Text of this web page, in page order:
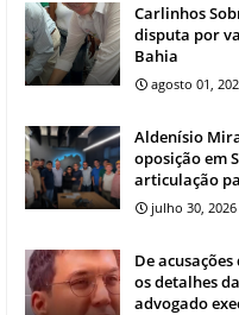
Carlinhos
disputa por
Bahia
agosto 01,
Aldenísio
oposição em
articulação
julho 30, 2026
De
os detalhes
advogado